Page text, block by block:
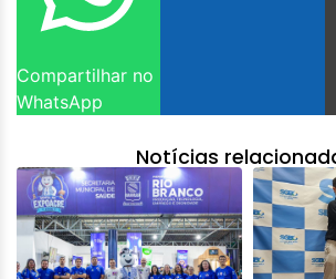
Compartilhar no
WhatsApp
Notícias